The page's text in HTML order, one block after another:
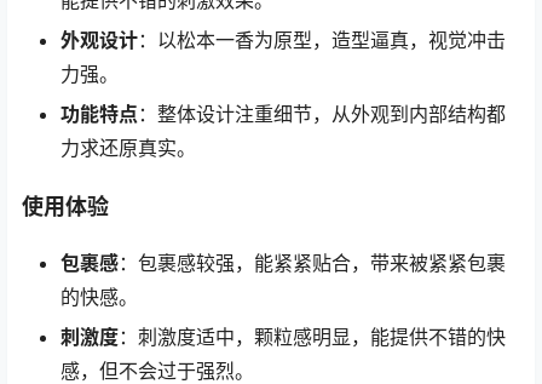
外观设计：以松本一香为原型，造型逼真，视觉冲击
力强。
功能特点 ：整体设计注重细节，从外观到内部结构都
力求还原真实。
使用体验
包裹感：包裹感较强，能紧紧贴合，带来被紧紧包裹
的快感。
刺激度：刺激度适中，颗粒感明显，能提供不错的快
感，但不会过于强烈。